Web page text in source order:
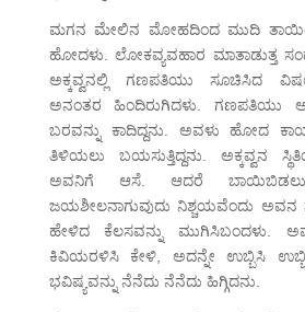
ಮಗನ ಮೇಲಿನ ಮೋಹದಿಂದ ಮುದಿ
ಹೋದಳು. ಲೋಕವ್ಯವಹಾರ ಮಾತಾಡುತ್ತ
ಅಕ್ಕವ್ವನಲ್ಲಿ ಗಣಪತಿಯು ಸೂಚಿಸಿದ
ಅನಂತರ ಹಿಂದಿರುಗಿದಳು. ಗಣಪತಿಯು
ಬರವನ್ನು ಕಾದಿದ್ದನು. ಅವಳು ಹೋದ
ತಿಳಿಯಲು ಬಯಸುತ್ತಿದ್ದನು. ಅಕ್ಕವ್ವನ
ಅವನಿಗೆ ಆಸೆ. ಆದರೆ ಬಾಯಿಬಿಡಲು
ಜಯಶೀಲನಾಗುವುದು ನಿಶ್ಚಯವೆಂದು ಅವನ
ಹೇಳಿದ ಕೆಲಸವನ್ನು ಮುಗಿಸಿಬಂದಳು.
ಕಿವಿಯರಳಿಸಿ ಕೇಳಿ, ಅದನ್ನೇ ಉಬ್ಬಿಸಿ
ಭವಿಷ್ಯವನ್ನು ನೆನೆದು ನೆನೆದು ಹಿಗ್ಗಿದನು.